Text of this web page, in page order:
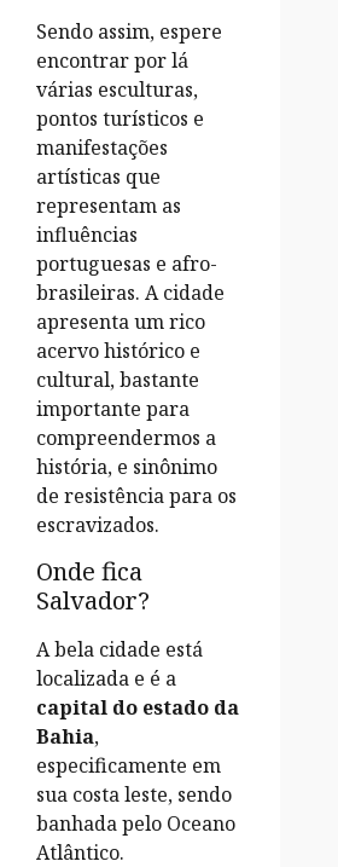
Sendo assim, espere
encontrar por lá
várias esculturas,
pontos turísticos e
manifestações
artísticas que
representam as
influências
portuguesas e afro-
brasileiras. A cidade
apresenta um rico
acervo histórico e
cultural, bastante
importante para
compreendermos a
história, e sinônimo
de resistência para os
escravizados.
Onde fica
Salvador?
A bela cidade está
localizada e é a
capital do estado da
Bahia,
especificamente em
sua costa leste, sendo
banhada pelo Oceano
Atlântico.